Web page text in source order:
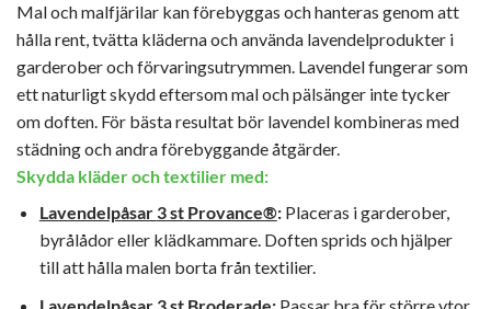
Mal och malfjärilar kan förebyggas och hanteras genom att
hålla rent, tvätta kläderna och använda lavendelprodukter i
garderober och förvaringsutrymmen. Lavendel fungerar som
ett naturligt skydd eftersom mal och pälsänger inte tycker
om doften. För bästa resultat bör lavendel kombineras med
städning och andra förebyggande åtgärder.
Skydda kläder och textilier med:
Lavendelpåsar 3 stProvance®:Placeras i garderober,
byrålådor eller klädkammare. Doften sprids och hjälper
till att hålla malen borta från textilier.